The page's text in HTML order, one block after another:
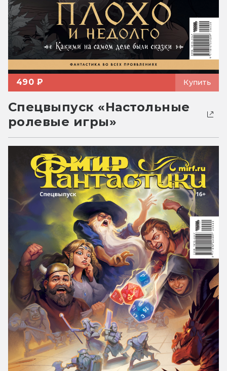
490 ₽ Купить
Спецвыпуск «Настольные
ролевые игры»